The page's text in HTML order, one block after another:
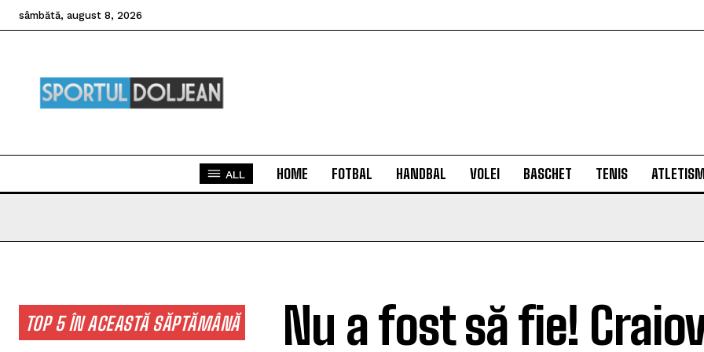
sâmbătă, august 8, 2026
ALL HOME FOTBAL HANDBAL VOLEI BASCHET TENIS
TOP 5 ÎN ACEASTĂ SĂPTĂMÂNĂ
Nu a fost să fie!